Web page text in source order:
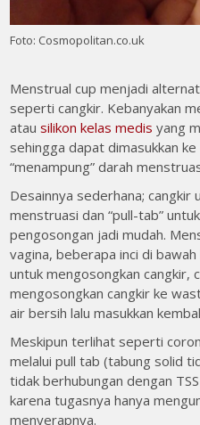
Foto: Cosmopolitan.co.uk
Menstrual cup menjadi
seperti cangkir. Kebanyakan
atausilikon kelas medisyang
sehingga dapat dimasukkan
“menampung” darah
Desainnya sederhana; cangkir
menstruasi dan “pull-tab”
pengosongan jadi mudah.
vagina, beberapa inci di
untuk mengosongkan cangkir,
mengosongkan cangkir ke
air bersih lalu masukkan
Meskipun terlihat seperti
melalui pull tab (tabung solid
tidak berhubungan dengan
karena tugasnya hanya
menyerapnya.